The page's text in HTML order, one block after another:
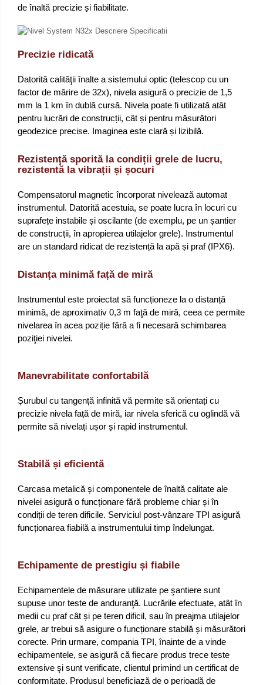
de înaltă precizie și fiabilitate.
Precizie ridicată
Datorită calităţii înalte a sistemului optic (telescop cu un
factor de mărire de 32x), nivela asigură o precizie de 1,5
mm la 1 km în dublă cursă. Nivela poate fi utilizată atât
pentru lucrări de construcții, cât și pentru măsurători
geodezice precise. Imaginea este clară și lizibilă.
Rezistenţă sporită la condiții grele de lucru,
rezistentă la vibrații și șocuri
Compensatorul magnetic încorporat nivelează automat
instrumentul. Datorită acestuia, se poate lucra în locuri cu
suprafețe instabile și oscilante (de exemplu, pe un șantier
de construcții, în apropierea utilajelor grele). Instrumentul
are un standard ridicat de rezistență la apă și praf (IPX6).
Distanța minimă față de miră
Instrumentul este proiectat să funcționeze la o distanță
minimă, de aproximativ 0,3 m faţă de miră, ceea ce permite
nivelarea în acea poziție fără a fi necesară schimbarea
poziţiei nivelei.
Manevrabilitate confortabilă
Șurubul cu tangență infinită vă permite să orientați cu
precizie nivela față de miră, iar nivela sferică cu oglindă vă
permite să nivelați ușor și rapid instrumentul.
Stabilă și eficientă
Carcasa metalică și componentele de înaltă calitate ale
nivelei asigură o funcționare fără probleme chiar și în
condiții de teren dificile. Serviciul post-vânzare TPI asigură
funcționarea fiabilă a instrumentului timp îndelungat.
Echipamente de prestigiu și fiabile
Echipamentele de măsurare utilizate pe şantiere sunt
supuse unor teste de anduranţă. Lucrările efectuate, atât în
medii cu praf cât și pe teren dificil, sau în preajma utilajelor
grele, ar trebui să asigure o funcționare stabilă și măsurători
corecte. Prin urmare, compania TPI, înainte de a vinde
echipamentele, se asigură că fiecare produs trece teste
extensive şi sunt verificate, clientul primind un certificat de
conformitate. Produsul beneficiază de o perioadă de